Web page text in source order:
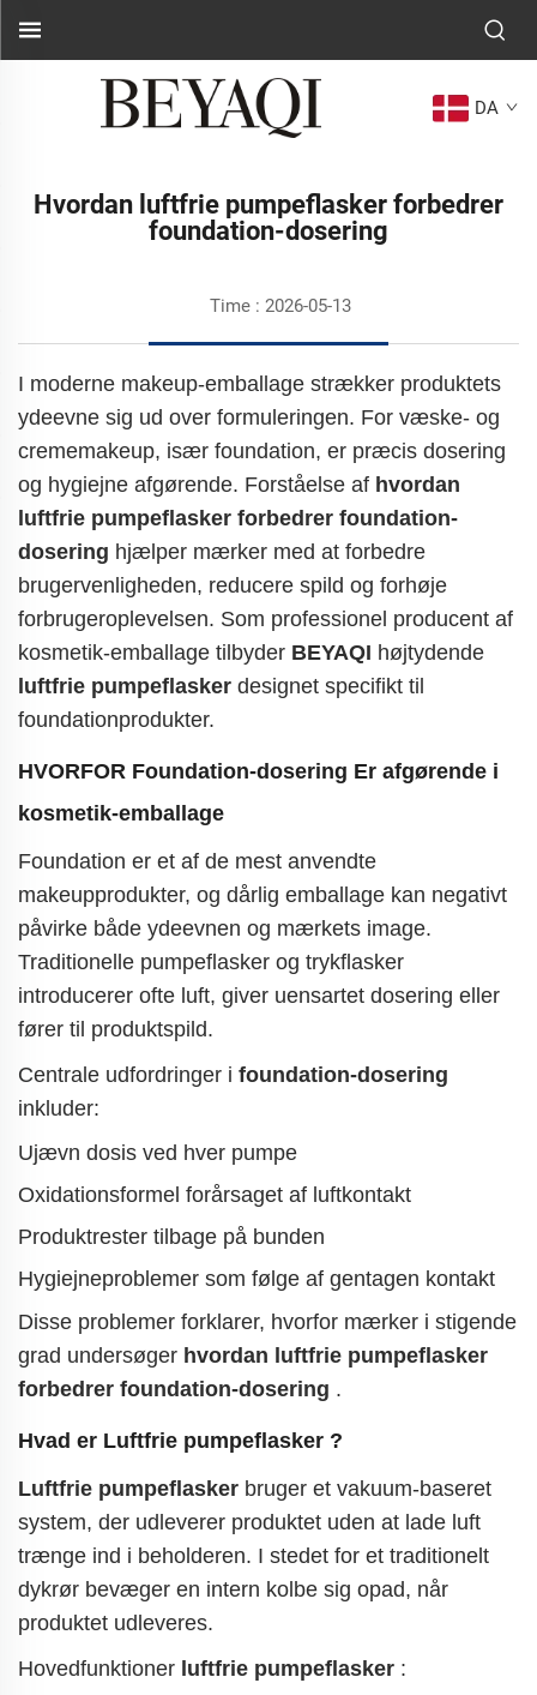
DA
Hvordan luftfrie pumpeflasker forbedrer
foundation-dosering
Time : 2026-05-13
I moderne makeup-emballage strækker produktets
ydeevne sig ud over formuleringen. For væske- og
crememakeup, især foundation, er præcis dosering
og hygiejne afgørende. Forståelse af hvordan
luftfrie pumpeflasker forbedrer foundation-
dosering hjælper mærker med at forbedre
brugervenligheden, reducere spild og forhøje
forbrugeroplevelsen. Som professionel producent af
kosmetik-emballage tilbyder BEYAQI højtydende
luftfrie pumpeflasker designet specifikt til
foundationprodukter.
HVORFOR Foundation-dosering Er afgørende i
kosmetik-emballage
Foundation er et af de mest anvendte
makeupprodukter, og dårlig emballage kan negativt
påvirke både ydeevnen og mærkets image.
Traditionelle pumpeflasker og trykflasker
introducerer ofte luft, giver uensartet dosering eller
fører til produktspild.
Centrale udfordringer i foundation-dosering
inkluder:
Ujævn dosis ved hver pumpe
Oxidationsformel forårsaget af luftkontakt
Produktrester tilbage på bunden
Hygiejneproblemer som følge af gentagen kontakt
Disse problemer forklarer, hvorfor mærker i stigende
grad undersøger hvordan luftfrie pumpeflasker
forbedrer foundation-dosering .
Hvad er Luftfrie pumpeflasker ?
Luftfrie pumpeflasker bruger et vakuum-baseret
system, der udleverer produktet uden at lade luft
trænge ind i beholderen. I stedet for et traditionelt
dykrør bevæger en intern kolbe sig opad, når
produktet udleveres.
Hovedfunktioner luftfrie pumpeflasker :